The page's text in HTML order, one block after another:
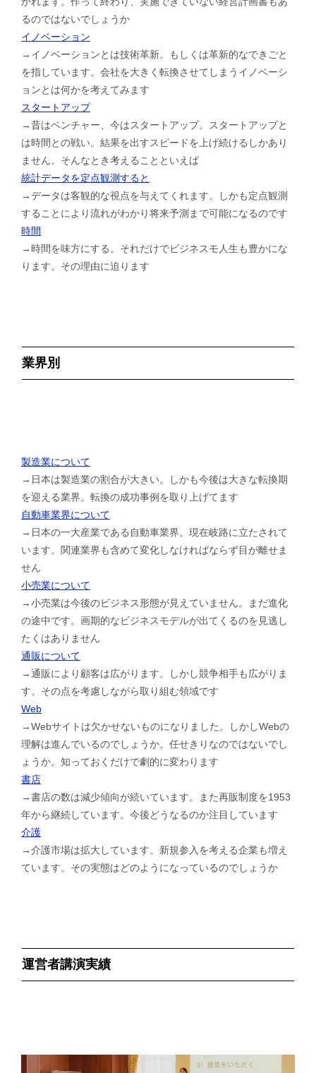
るのではないでしょうか
イノベーション
→イノベーションとは技術革新。もしくは革新的なできごと
を指しています。会社を大きく転換させてしまうイノベーシ
ョンとは何かを考えてみます
スタートアップ
→昔はベンチャー、今はスタートアップ。スタートアップと
は時間との戦い。結果を出すスピードを上げ続けるしかあり
ません。そんなとき考えることといえば
統計データを定点観測すると
→データは客観的な視点を与えてくれます。しかも定点観測
することにより流れがわかり将来予測まで可能になるのです
時間
→時間を味方にする。それだけでビジネスモ人生も豊かにな
ります。その理由に迫ります
業界別
製造業について
→日本は製造業の割合が大きい。しかも今後は大きな転換期
を迎える業界。転換の成功事例を取り上げてます
自動車業界について
→日本の一大産業である自動車業界。現在岐路に立たされて
います。関連業界も含めて変化しなければならず目が離せま
せん
小売業について
→小売業は今後のビジネス形態が見えていません。まだ進化
の途中です。画期的なビジネスモデルが出てくるのを見逃し
たくはありません
通販について
→通販により顧客は広がります。しかし競争相手も広がりま
す。その点を考慮しながら取り組む領域です
Web
→Webサイトは欠かせないものになりました。しかしWebの
理解は進んでいるのでしょうか。任せきりなのではないでし
ょうか。知っておくだけで劇的に変わります
書店
→書店の数は減少傾向が続いています。また再販制度を1953
年から継続しています。今後どうなるのか注目しています
介護
→介護市場は拡大しています。新規参入を考える企業も増え
ています。その実態はどのようになっているのでしょうか
運営者講演実績